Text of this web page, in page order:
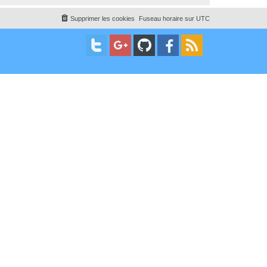
Fuseau horaire sur UTC
Supprimer les cookies